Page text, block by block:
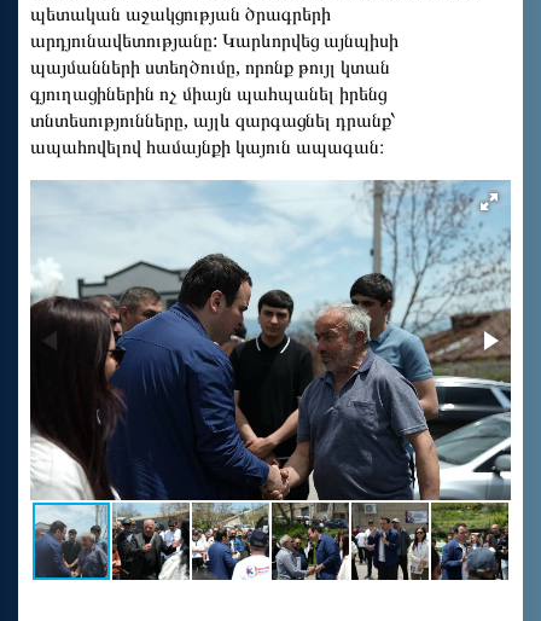
պետական աջակցության ծրագրերի
արդյունավետությանը: Կարևորվեց այնպիսի
պայմանների ստեղծումը, որոնք թույլ կտան
գյուղացիներին ոչ միայն պահպանել իրենց
տնտեսությունները, այլև զարգացնել դրանք՝
ապահովելով համայնքի կայուն ապագան։